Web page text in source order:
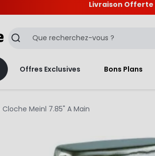
Livraison Offerte
Recherche
Offres Exclusives Bons Plans
Cloche Meinl 7.85" A Main